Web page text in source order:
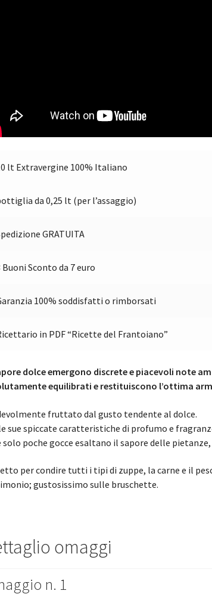
lt Extravergine 100% Italiano
da 0,25 lt (per l’assaggio)
GRATUITA
Buoni Sconto da 7 euro
100% soddisfatti o rimborsati
in PDF “Ricette del Frantoiano”
dolce emergono discrete e piacevoli note
equilibrati e restituiscono l’ottima
fruttato dal gusto tendente al dolce.
sue spiccate caratteristiche di profumo e
solo poche gocce esaltano il sapore delle pietanze,
per condire tutti i tipi di zuppe, la carne e il
gustosissimo sulle bruschette.
omaggi
n. 1